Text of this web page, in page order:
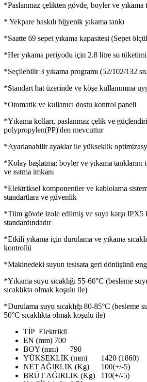
*Paslanmaz çelikten gövde, boyler ve yıkama
* Yekpare baskılı hijyenik yıkama tankı
*Saatte 69 sepet yıkama kapasitesi (Sepet
*Her yıkama periyodu için 2.8 litre su tüketimi
*Seçilebilir 3 yıkama programı (52/102/132
*Standart hat üzerinde ve köşe kullanımına
*Otomatik ve kullanıcı dostu kontrol paneli
*Yıkama kolları, paslanmaz çelik ve
polypropylen(PP)'den mevcuttur
*Ayarlanabilir ayaklar ile yükseklik
*Kolay başlatma; boyler ve yıkama tanklarını
ve ısıtma imkanı
*Elektriksel komponentler ve kablolama
standartlara ve güvenlik
*Tüm gövde izole edilmiş ve suya karşı IPX5
standardındadır
*Etkili yıkama için durulama ve yıkama
kontrollü
*Makinedeki suyun tesisata geri dönüşünü
*Yıkama suyu sıcaklığı 55-60°C (besleme
sıcaklıkta olmak koşulu ile)
*Durulama suyu sıcaklığı 80-85°C (besleme
50°C sıcaklıkta olmak koşulu ile)
TİP Elektrikli
EN (mm) 700
BOY (mm)
790
YÜKSEKLİK (mm)
1420 (1860)
NET AĞIRLIK (Kg)
100(+/-5)
BRÜT AĞIRLIK (Kg)
110(+/-5)